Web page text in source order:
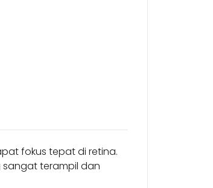
fokus tepat di retina.
sangat terampil dan